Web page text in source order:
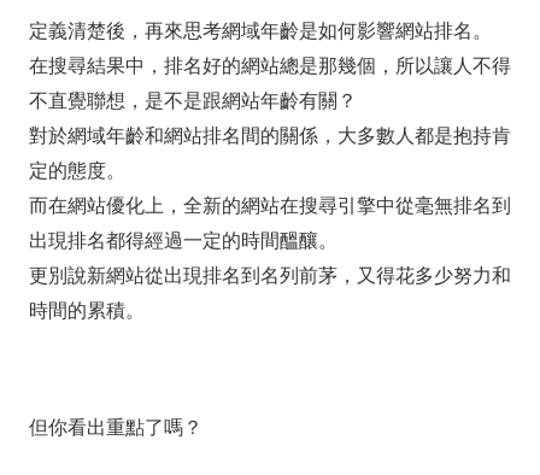
定義清楚後，再來思考網域年齡是如何影響網站排名。
在搜尋結果中，排名好的網站總是那幾個，所以讓人不得
不直覺聯想，是不是跟網站年齡有關？
對於網域年齡和網站排名間的關係，大多數人都是抱持肯
定的態度。
而在網站優化上，全新的網站在搜尋引擎中從毫無排名到
出現排名都得經過一定的時間醞釀。
更別說新網站從出現排名到名列前茅，又得花多少努力和
時間的累積。
但你看出重點了嗎？